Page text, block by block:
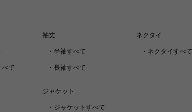
べて
袖丈
・ 半袖すべて
・ 長袖すべて
ジャケット
・ ジャケットすべて
ネクタイ
・ ネクタイすべて